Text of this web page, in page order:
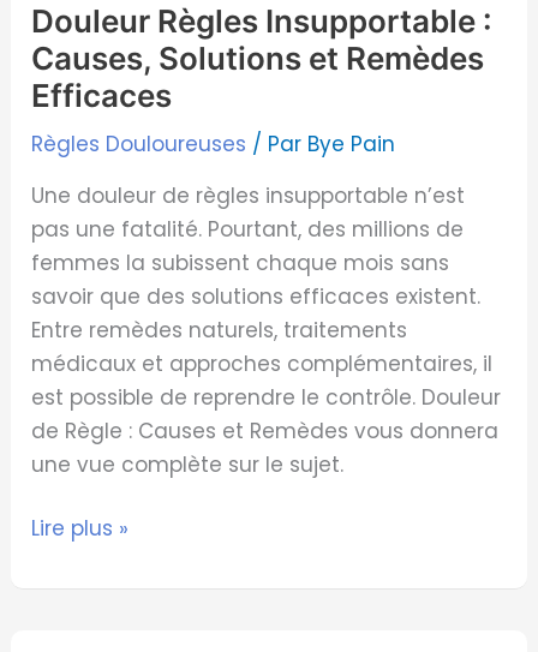
Douleur Règles Insupportable :
Causes, Solutions et Remèdes
Efficaces
Règles Douloureuses / Par Bye Pain
Une douleur de règles insupportable n’est
pas une fatalité. Pourtant, des millions de
femmes la subissent chaque mois sans
savoir que des solutions efficaces existent.
Entre remèdes naturels, traitements
médicaux et approches complémentaires, il
est possible de reprendre le contrôle. Douleur
de Règle : Causes et Remèdes vous donnera
une vue complète sur le sujet.
Lire plus »